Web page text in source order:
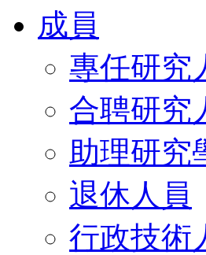
成員
專任研究
合聘研究
助理研究
退休人員
行政技術